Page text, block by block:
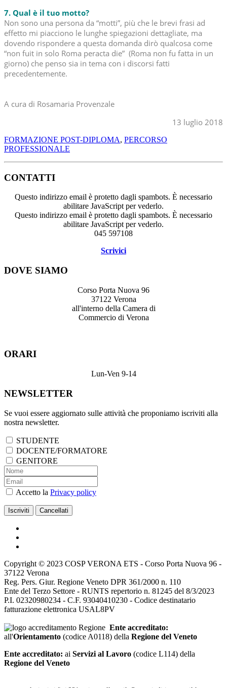
7. Qual è il tuo motto?
Non sono una persona da “motti”, più che le brevi frasi ad
effetto mi piacciono le lunghe spiegazioni dettagliate, ma
dovendo rispondere a questa domanda dirò qualcosa come
“non fuit in solo Roma peracta die” (Roma non fu fatta in un
giorno) che penso sia in tema con i discorsi fatti
precedentemente.
A cura di Rosamaria Provenzale
13 luglio 2018
FORMAZIONE POST-DIPLOMA, PERCORSO
PROFESSIONALE
CONTATTI
Questo indirizzo email è protetto dagli spambots. È necessario
abilitare JavaScript per vederlo.
Questo indirizzo email è protetto dagli spambots. È necessario
abilitare JavaScript per vederlo.
045 597108
Scrivici
DOVE SIAMO
Corso Porta Nuova 96
37122 Verona
all'interno della Camera di
Commercio di Verona
ORARI
Lun-Ven 9-14
NEWSLETTER
Se vuoi essere aggiornato sulle attività che proponiamo iscriviti alla
nostra newsletter.
STUDENTE
DOCENTE/FORMATORE
GENITORE
Accetto la Privacy policy
Copyright © 2023 COSP VERONA ETS - Corso Porta Nuova 96 -
37122 Verona
Reg. Pers. Giur. Regione Veneto DPR 361/2000 n. 110
Ente del Terzo Settore - RUNTS repertorio n. 81245 del 8/3/2023
P.I. 02320980234 - C.F. 93040410230 - Codice destinatario
fatturazione elettronica USAL8PV
Ente accreditato:
all'Orientamento (codice A0118) della Regione del Veneto
Ente accreditato: ai Servizi al Lavoro (codice L114) della
Regione del Veneto